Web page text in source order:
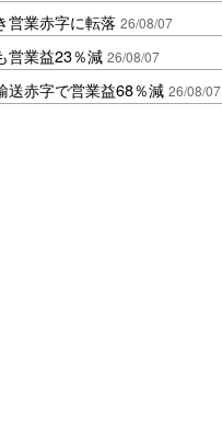
営業赤字に転落 26/08/07
営業益23％減 26/08/07
送赤字で営業益68％減 26/08/07